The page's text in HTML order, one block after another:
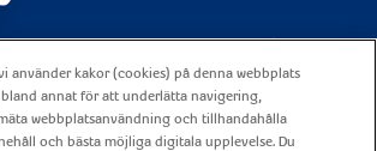
och svar
Användningsvillkor
Företagsrapportering
Kontakt
använder kakor (cookies) på denna webbplats
annat för att underlätta navigering,
webbplatsanvändning och tillhandahålla
och bästa möjliga digitala upplevelse. Du